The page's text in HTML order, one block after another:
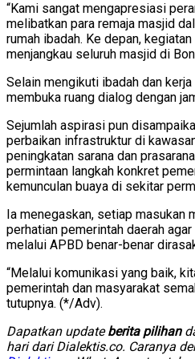
“Kami sangat mengapresiasi
melibatkan para remaja masjid
rumah ibadah. Ke depan,
menjangkau seluruh masjid di
Selain mengikuti ibadah dan
membuka ruang dialog dengan
Sejumlah aspirasi pun
perbaikan infrastruktur di
peningkatan sarana dan
permintaan langkah konkret
kemunculan buaya di sekitar
Ia menegaskan, setiap masukan
perhatian pemerintah daerah
melalui APBD benar-benar
“Melalui komunikasi yang baik,
pemerintah dan masyarakat
tutupnya. (*/Adv).
Dapatkan updateberita pilihan
hari dari Dialektis.co. Caranya